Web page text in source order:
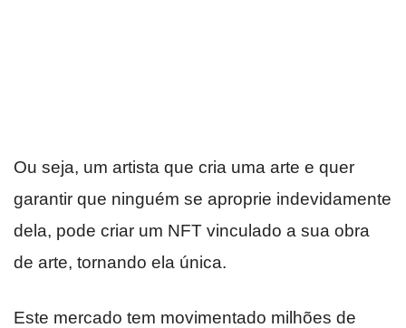
Ou seja, um artista que cria uma arte e quer
garantir que ninguém se aproprie indevidamente
dela, pode criar um NFT vinculado a sua obra
de arte, tornando ela única.
Este mercado tem movimentado milhões de